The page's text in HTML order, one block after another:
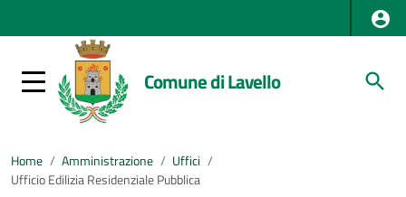
Comune di Lavello
Home / Amministrazione / Uffici /
Ufficio Edilizia Residenziale Pubblica